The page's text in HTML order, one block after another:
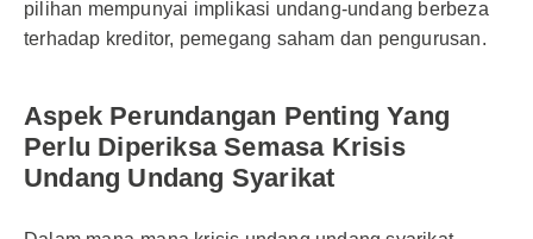
pilihan mempunyai implikasi undang-undang berbeza
terhadap kreditor, pemegang saham dan pengurusan.
Aspek Perundangan Penting Yang
Perlu Diperiksa Semasa Krisis
Undang Undang Syarikat